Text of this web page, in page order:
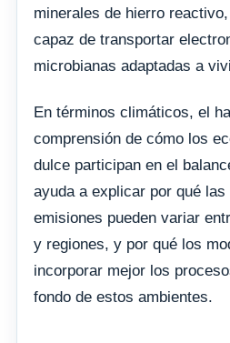
minerales de hierro
capaz de transportar
microbianas adaptadas a
En términos climáticos, el
comprensión de cómo los
dulce participan en el
ayuda a explicar por qué
emisiones pueden variar
y regiones, y por qué los
incorporar mejor los
fondo de estos ambientes.